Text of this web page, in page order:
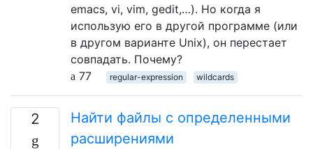
emacs, vi, vim, gedit,…). Но когда я
использую его в другой программе (или
в другом варианте Unix), он перестает
совпадать. Почему?
77
regular-expression wildcards
2
Найти файлы с определенными
расширениями